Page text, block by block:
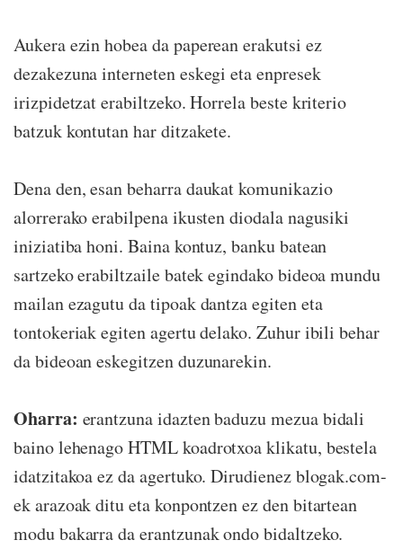
Aukera ezin hobea da paperean erakutsi ez
dezakezuna interneten eskegi eta enpresek
irizpidetzat erabiltzeko. Horrela beste kriterio
batzuk kontutan har ditzakete.
Dena den, esan beharra daukat komunikazio
alorrerako erabilpena ikusten diodala nagusiki
iniziatiba honi. Baina kontuz, banku batean
sartzeko erabiltzaile batek egindako bideoa mundu
mailan ezagutu da tipoak dantza egiten eta
tontokeriak egiten agertu delako. Zuhur ibili behar
da bideoan eskegitzen duzunarekin.
Oharra: erantzuna idazten baduzu mezua bidali
baino lehenago HTML koadrotxoa klikatu, bestela
idatzitakoa ez da agertuko. Dirudienez blogak.com-
ek arazoak ditu eta konpontzen ez den bitartean
modu bakarra da erantzunak ondo bidaltzeko.